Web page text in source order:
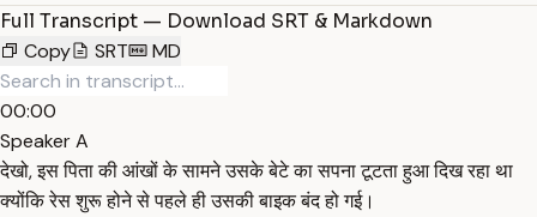
Full Transcript — Download SRT & Markdown
Copy
SRT MD
00:00
Speaker A
देखो, इस पिता की आंखों के सामने उसके बेटे का सपना टूटता हुआ दिख रहा था
क्योंकि रेस शुरू होने से पहले ही उसकी बाइक बंद हो गई।